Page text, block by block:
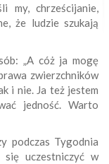
my, chrześcijanie,
że ludzie szukają
„A cóż ja mogę
zwierzchników
i nie. Ja też jestem
jedność. Warto
podczas Tygodnia
uczestniczyć w